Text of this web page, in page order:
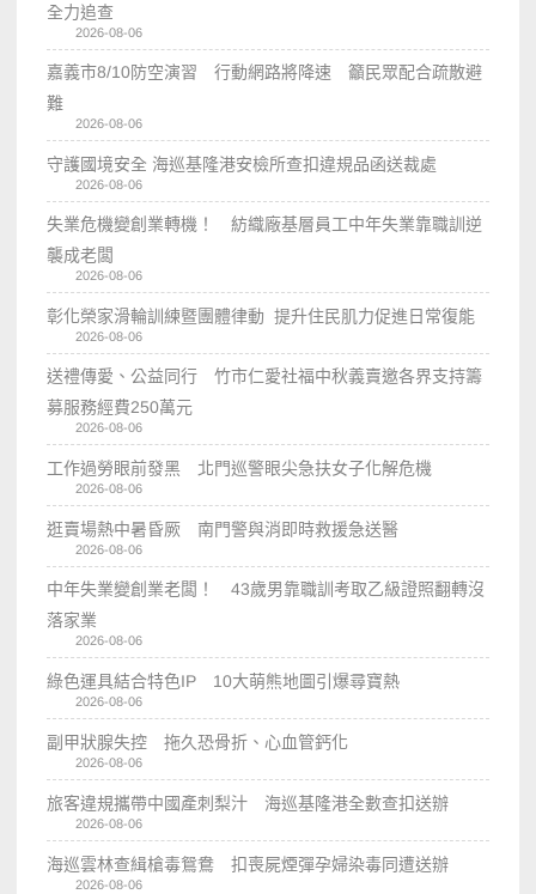
全力追查
2026-08-06
嘉義市8/10防空演習 行動網路將降速 籲民眾配合疏散避
難
2026-08-06
守護國境安全 海巡基隆港安檢所查扣違規品函送裁處
2026-08-06
失業危機變創業轉機！ 紡織廠基層員工中年失業靠職訓逆
襲成老闆
2026-08-06
彰化榮家滑輪訓練暨團體律動 提升住民肌力促進日常復能
2026-08-06
送禮傳愛、公益同行 竹市仁愛社福中秋義賣邀各界支持籌
募服務經費250萬元
2026-08-06
工作過勞眼前發黑 北門巡警眼尖急扶女子化解危機
2026-08-06
逛賣場熱中暑昏厥 南門警與消即時救援急送醫
2026-08-06
中年失業變創業老闆！ 43歲男靠職訓考取乙級證照翻轉沒
落家業
2026-08-06
綠色運具結合特色IP 10大萌熊地圖引爆尋寶熱
2026-08-06
副甲狀腺失控 拖久恐骨折、心血管鈣化
2026-08-06
旅客違規攜帶中國產刺梨汁 海巡基隆港全數查扣送辦
2026-08-06
海巡雲林查緝槍毒鴛鴦 扣喪屍煙彈孕婦染毒同遭送辦
2026-08-06